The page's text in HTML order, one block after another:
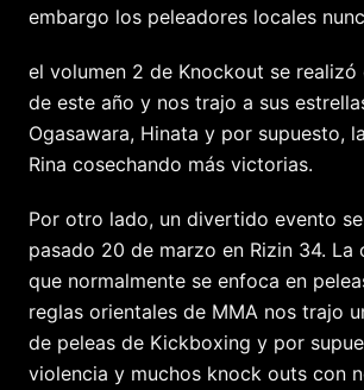
embargo los peleadores locales
el volumen 2 de Knockout se realizó
de este año y nos trajo a sus
Ogasawara, Hinata y por supuesto,
Rina cosechando más victorias.
Por otro lado, un divertido evento
pasado 20 de marzo en Rizin 34. La
que normalmente se enfoca en
reglas orientales de MMA nos trajo
de peleas de Kickboxing y por
violencia y muchos knock outs con